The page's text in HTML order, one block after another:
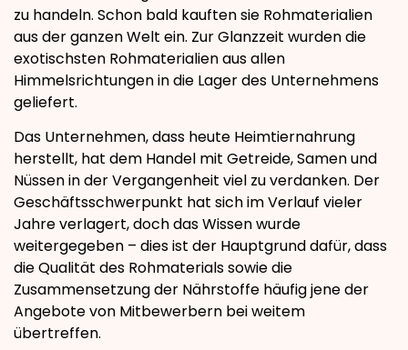
zu handeln. Schon bald kauften sie Rohmaterialien
aus der ganzen Welt ein. Zur Glanzzeit wurden die
exotischsten Rohmaterialien aus allen
Himmelsrichtungen in die Lager des Unternehmens
geliefert.
​​​Das Unternehmen, dass heute Heimtiernahrung
herstellt, hat dem Handel mit Getreide, Samen und
Nüssen in der Vergangenheit viel zu verdanken. Der
Geschäftsschwerpunkt hat sich im Verlauf vieler
Jahre verlagert, doch das Wissen wurde
weitergegeben – dies ist der Hauptgrund dafür, dass
die Qualität des Rohmaterials sowie die
Zusammensetzung der Nährstoffe häufig jene der
Angebote von Mitbewerbern bei weitem
übertreffen.